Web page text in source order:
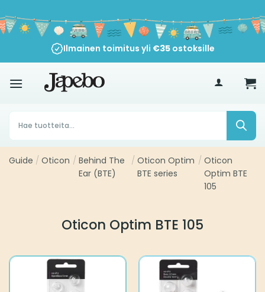
sisältöön
Ilmainen toimitus yli €35ostoksille
Products
search
Guide / Oticon / Behind The
Ear (BTE)
/ Oticon Optim
BTE series
/ Oticon
Optim BTE
105
Oticon Optim BTE 105